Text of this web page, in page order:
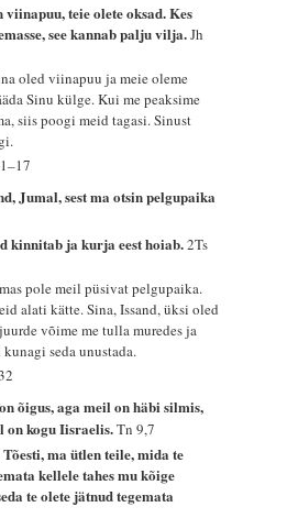
viinapuu, teie olete oksad. Kes
see kannab palju vilja.Jh
oled viinapuu ja meie oleme
Sinu külge. Kui me peaksime
siis poogi meid tagasi. Sinust
Jumal, sest ma otsin pelgupaika
kinnitab ja kurja eest hoiab.2Ts
pole meil püsivat pelgupaika.
alati kätte. Sina, Issand, üksi oled
võime me tulla muredes ja
seda unustada.
õigus, aga meil on häbi silmis,
on kogu Iisraelis.Tn 9,7
ma ütlen teile, mida te
kellele tahes mu kõige
te olete jätnud tegemata